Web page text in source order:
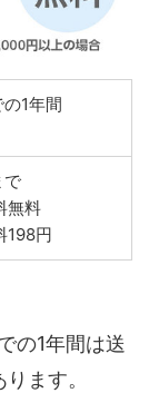
1年間
で
無料
198円
の1年間は送
ます。